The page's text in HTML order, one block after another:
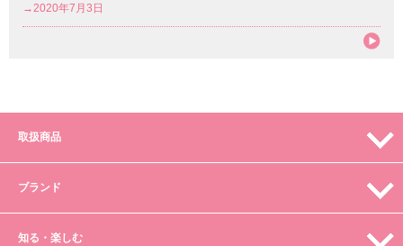
→2020年7月3日
取扱商品
ブランド
知る・楽しむ